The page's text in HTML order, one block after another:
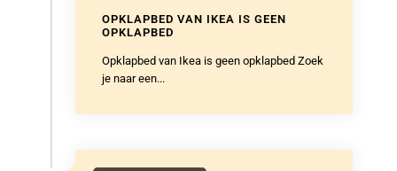
OPKLAPBED VAN IKEA IS GEEN
OPKLAPBED
Opklapbed van Ikea is geen opklapbed Zoek
je naar een...